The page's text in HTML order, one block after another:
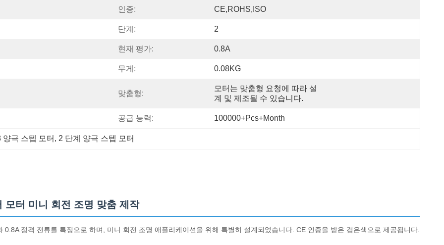
인증: CE,ROHS,ISO
단계: 2
현재 평가: 0.8A
무게: 0.08KG
맞춤형:
모터는 맞춤형 요청에 따라 설
계 및 제조될 수 있습니다.
공급 능력: 100000+pcs+Month
양극 스텝 모터 , 2 단계 양극 스텝 모터
터 미니 회전 조명 맞춤 제작
정격 전류를 특징으로 하며, 미니 회전 조명 애플리케이션을 위해 특별히 설계되었습니다. CE 인증을 받은 검은색으로 제공됩니다.